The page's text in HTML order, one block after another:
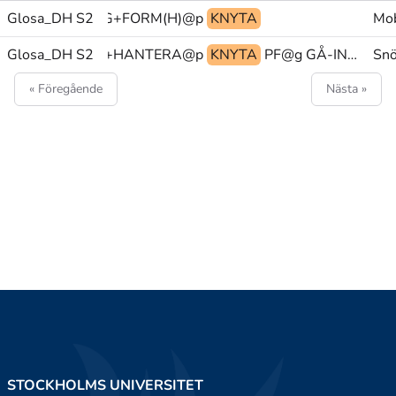
Glosa_DH S2 KNYTA
Glosa_DH S2
GREPP(QQ)+HANTERA@p KNYTA PF@g GÅ-IN(N) ÄTA(A)
« Föregående Nästa »
STOCKHOLMS UNIVERSITET